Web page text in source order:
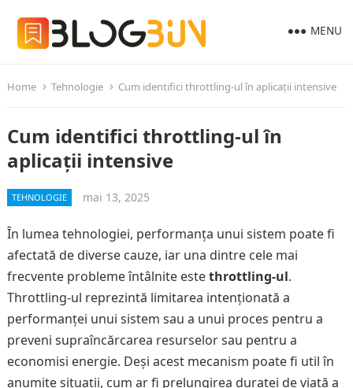
MENU
Home Tehnologie Cum identifici throttling-ul în aplicații intensive
Cum identifici throttling-ul în
aplicații intensive
TEHNOLOGIE mai 13, 2025
În lumea tehnologiei, performanța unui sistem poate fi
afectată de diverse cauze, iar una dintre cele mai
frecvente probleme întâlnite estethrottling-ul.
Throttling-ul reprezintă limitarea intenționată a
performanței unui sistem sau a unui proces pentru a
preveni supraîncărcarea resurselor sau pentru a
economisi energie. Deși acest mecanism poate fi util în
anumite situații, cum ar fi prelungirea duratei de viață a